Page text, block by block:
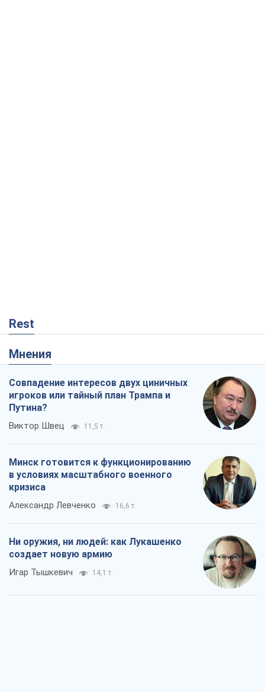
Rest
Мнения
Совпадение интересов двух циничных
игроков или тайный план Трампа и
Путина?
Виктор Швец 11,5 т.
Минск готовится к функционированию
в условиях масштабного военного
кризиса
Александр Левченко 16,6 т.
Ни оружия, ни людей: как Лукашенко
создает новую армию
Игар Тышкевич 14,1 т.